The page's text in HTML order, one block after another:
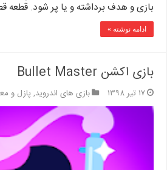
بازی و هدف برداشته و یا پر شود. قطعه
ادامه نوشته »
بازی اکشن Bullet Master
۱۷ تیر ۱۳۹۸ بازی های اندروید, پازل و